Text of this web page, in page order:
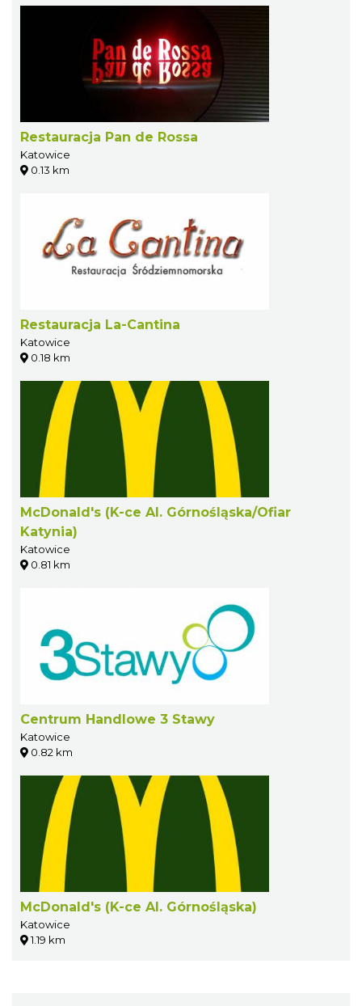
Restauracja Pan de Rossa
Katowice
0.13 km
Restauracja La-Cantina
Katowice
0.18 km
McDonald's (K-ce Al. Górnośląska/Ofiar
Katynia)
Katowice
0.81 km
Centrum Handlowe 3 Stawy
Katowice
0.82 km
McDonald's (K-ce Al. Górnośląska)
Katowice
1.19 km